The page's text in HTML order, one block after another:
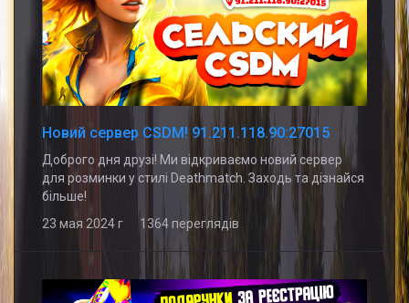
Новий сервер CSDM! 91.211.118.90:27015
Доброго дня друзі! Ми відкриваємо новий сервер
для розминки у стилі Deathmatch. Заходь та дізнайся
більше!
23 мая 2024 г 1364 переглядів